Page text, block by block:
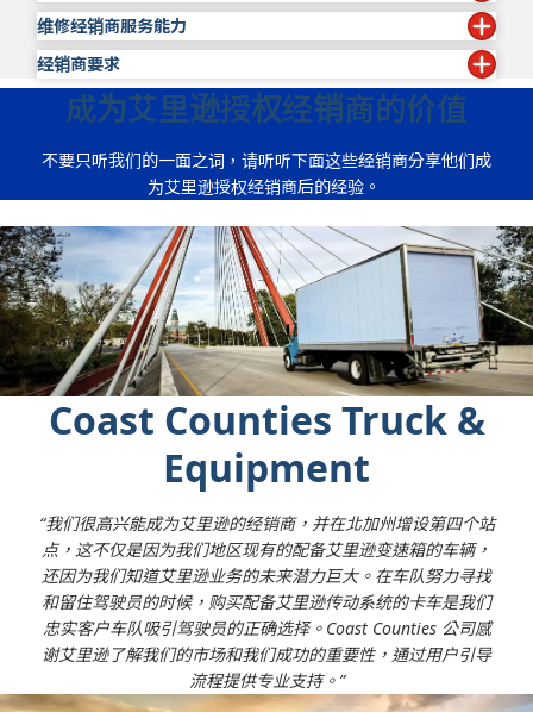
艾里逊授权装备和销售资料套件
能够执行保修维修
访问 Allison HUB™
高级产品知识
艾里逊激励计划
吸引高价值行业车队
标定和技术支持
增加配件 + 工时收入
加入销售 + 服务搜索器数据库
维修经销商服务能力
作为维修经销商，您的服务能力包括：
分销艾里逊原厂零件
用艾里逊认可的油液 进行油液和滤清器的更换
Allison ReTran®拆卸并更换
转速传感器
阀体
TCM
换挡器
电磁阀
温度传感器
内部线束
更换前后密封
经销商要求
要成为艾里逊授权经销商，您的营业地点必须：
至少注册两名培训合格的技术人员参加当地艾里逊授权
分销商的艾里逊现场培训 (ILT)
拥有所有必要的工具和软件，例如Allison DOC®、变
速箱转向架和其他必要的工具和设备
获得艾里逊授权标牌并在您的营业地点展示
从您的艾里逊授权分销商处订购推荐的初始备件
成为艾里逊授权经销商的价值
不要只听我们的一面之词，请听听下面这些经销商分享他们成
为艾里逊授权经销商后的经验。
Coast Counties Truck &
Equipment
“我们很高兴能成为艾里逊的经销商，并在北加州增设第四个站
点，这不仅是因为我们地区现有的配备艾里逊变速箱的车辆，
还因为我们知道艾里逊业务的未来潜力巨大。在车队努力寻找
和留住驾驶员的时候，购买配备艾里逊传动系统的卡车是我们
忠实客户车队吸引驾驶员的正确选择。Coast Counties 公司感
谢艾里逊了解我们的市场和我们成功的重要性，通过用户引导
流程提供专业支持。”